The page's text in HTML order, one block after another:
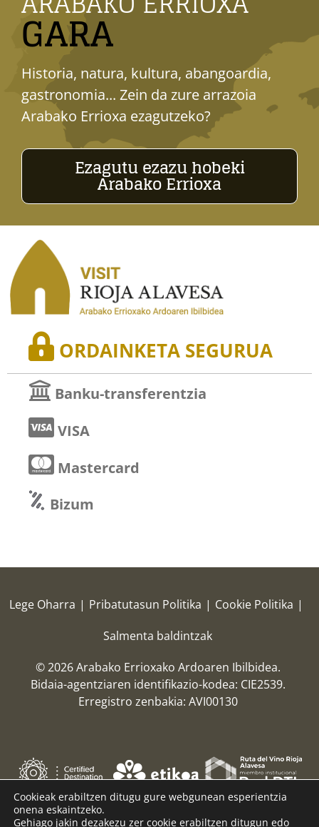
GARA
Historia, natura, kultura, abangoardia,
gastronomia... Zein da zure arrazoia
Arabako Errioxa ezagutzeko?
Ezagutu ezazu hobeki
Arabako Errioxa
ORDAINKETA SEGURUA
Banku-transferentzia
VISA
Mastercard
Bizum
Lege Oharra | Pribatutasun Politika | Cookie Politika |
Salmenta baldintzak
© 2026 Arabako Errioxako Ardoaren Ibilbidea.
Bidaia-agentziaren identifikazio-kodea: CIE2539.
Erregistro zenbakia: AVI00130
Cookieak erabiltzen ditugu gure webgunean esperientzia
onena eskaintzeko.
Gehiago jakin dezakezu zer cookie erabiltzen ditugun edo